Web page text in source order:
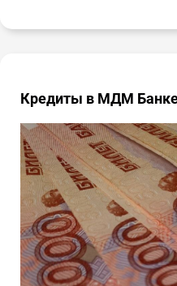
Кредиты в МДМ